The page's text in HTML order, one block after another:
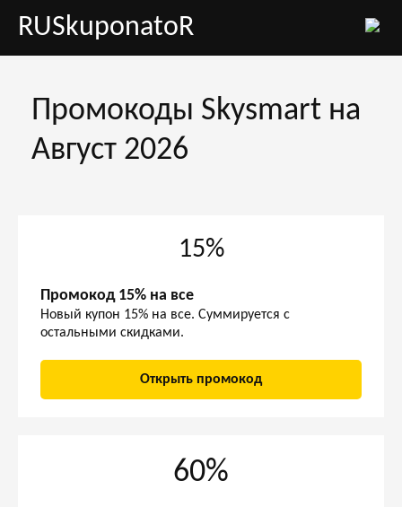
RUSkuponatoR
Промокоды Skysmart на
Август 2026
15%
Промокод 15% на все
Новый купон 15% на все. Суммируется с
остальными скидками.
Открыть промокод
60%